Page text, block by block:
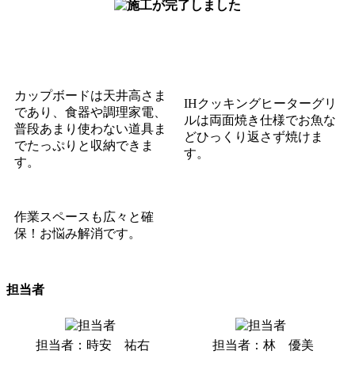
カップボードは天井高さま
であり、 食器や調理家電、
普段あまり使わない道具ま
でたっぷりと収納できま
す。
IHクッキングヒーターグリ
ルは両面焼き仕様でお魚な
どひっくり返さず焼けま
す。
作業スペースも広々と確
保！お悩み解消です。
担当者
担当者：時安 祐右 担当者：林 優美